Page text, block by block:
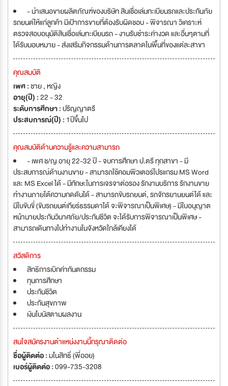
- นำเสนอขายผลิตภัณฑ์ของบริษัท สินเชื่อเล่มทะเบียนรถและประกันภัย
รถยนต์ให้แก่ลูกค้า มีเป้าการขายที่ต้องรับผิดชอบ - พิจารณา วิเคราะห์
ตรวจสอบอนุมัติสินเชื่อเล่มทะเบียนรถ - งานรับชำระค่างวด และอื่นๆตามที่
ได้รับมอบหมาย - ส่งเสริมกิจกรรมด้านการตลาดในพื้นที่ของแต่ละสาขา
คุณสมบัติ
เพศ :ชาย , หญิง
อายุ(ปี) :22 - 32
ระดับการศึกษา :ปริญญาตรี
ประสบการณ์(ปี) : 1ปีขึ้นไป
คุณสมบัติด้านความรู้และความสามารถ
- เพศ ช/ญ อายุ 22-32 ปี - จบการศึกษา ป.ตรี ทุกสาขา - มี
ประสบการณ์ด้านงานขาย - สามารถใช้คอมพิวเตอร์โปรแกรม MS Word
และ MS Excel ได้ - มีทักษะในการเจรจาต่อรอง รักงานบริการ รักงานขาย
ทำงานภายใต้ความกดดันได้ - สามารถขับรถยนต์, รถจักรยานยนต์ได้ และ
มีใบขับขี่ (ขับรถยนต์เกียร์ธรรมดาได้ จะพิจารณาเป็นพิเศษ) - มีใบอนุญาต
หน้านายประกันวินาศภัย/ประกันชีวิต จะได้รับการพิจารณาเป็นพิเศษ -
สามารถเดินทางไปทำงานในจังหวัดใกล้เคียงได้
สวัสดิการ
สิทธิการเบิกค่าทันตกรรม
ทุนการศึกษา
ประกันชีวิต
ประกันสุขภาพ
เงินโบนัสตามผลงาน
สนใจสมัครงานตำแหน่งงานนี้กรุณาติดต่อ
ชื่อผู้ติดต่อ :มโนสิทธิ์ (พี่ออย)
เบอร์ผู้ติดต่อ :099-735-3208